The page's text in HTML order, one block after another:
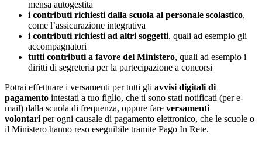
mensa autogestita
i contributi richiesti dalla scuola al personale scolastico,
come l’assicurazione integrativa
i contributi richiesti ad altri soggetti, quali ad esempio gli
accompagnatori
tutti contributi a favore del Ministero, quali ad esempio i
diritti di segreteria per la partecipazione a concorsi
Potrai effettuare i versamenti per tutti gli avvisi digitali di
pagamento intestati a tuo figlio, che ti sono stati notificati (per e-
mail) dalla scuola di frequenza, oppure fare versamenti
volontari per ogni causale di pagamento elettronico, che le scuole o
il Ministero hanno reso eseguibile tramite Pago In Rete.